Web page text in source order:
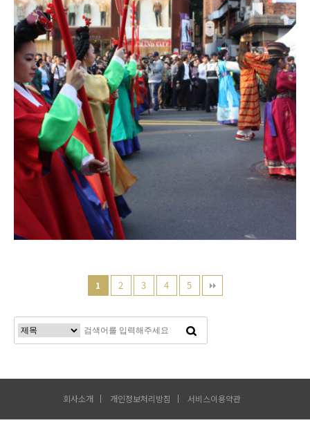
1 2 3 4 5
회사소개 개인정보처리방침 서비스이용약관